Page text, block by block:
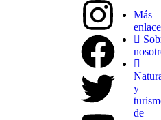
experiencias
Más
y
de